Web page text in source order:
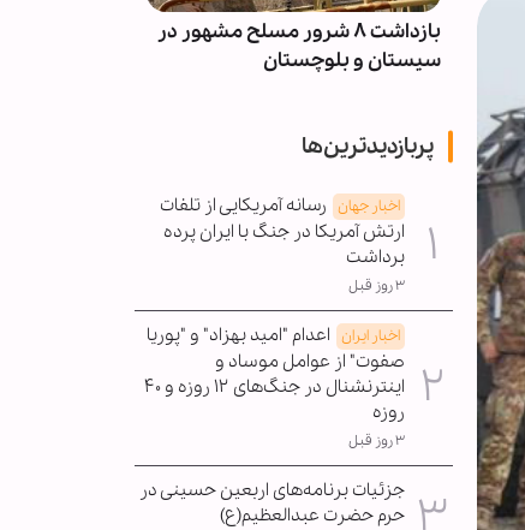
بازداشت ۸ شرور مسلح مشهور در
سیستان و بلوچستان
پربازدیدترین‌ها
اخبار جهان رسانه آمریکایی از تلفات
ارتش آمریکا در جنگ با ایران پرده
برداشت
۳ روز قبل
اخبار ایران اعدام "امید بهزاد" و "پوریا
صفوت" از عوامل موساد و
اینترنشنال در جنگ‌های ۱۲ روزه و ۴۰
روزه
۳ روز قبل
جزئیات برنامه‌های اربعین حسینی در
حرم حضرت عبدالعظیم(ع)